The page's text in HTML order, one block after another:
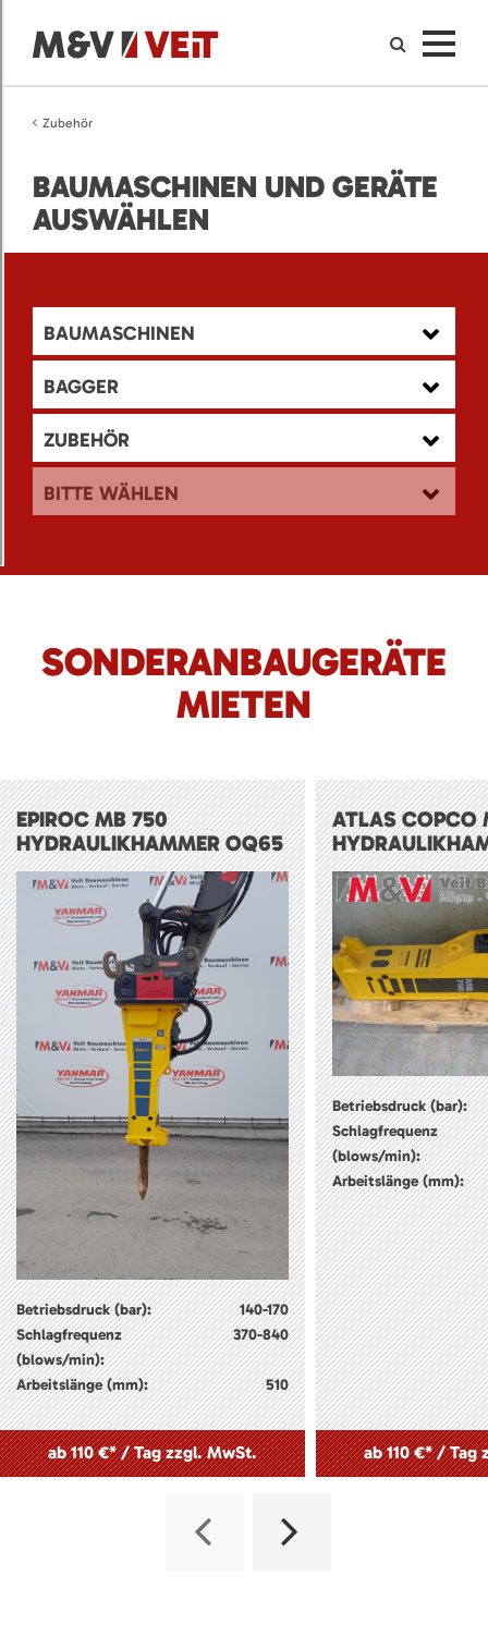
Zubehör
BAUMASCHINEN UND GERÄTE
AUSWÄHLEN
BAUMASCHINEN
BAGGER
ZUBEHÖR
BITTE WÄHLEN
SONDERANBAUGERÄTE
MIETEN
EPIROC MB 750
HYDRAULIKHAMMER OQ65
Betriebsdruck (bar):
140-170
Schlagfrequenz
(blows/min):
370-840
Arbeitslänge (mm): 510
ab 110 €* / Tag zzgl. MwSt.
ATLAS COPCO
Betriebsdruck (bar):
Schlagfrequenz
(blows/min):
Arbeitslänge (mm):
ab 110 €* / Tag